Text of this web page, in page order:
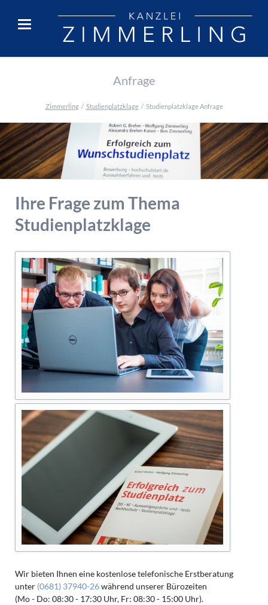
Anfrage
Zimmerling Studienplatzklage Studienplatzklage Anfrage
Ihre Frage zum Thema
Studienplatzklage
Wir bieten Ihnen eine kostenlose telefonische Erstberatung
unter (0681) 37940-26während unserer Bürozeiten
(Mo - Do: 08:30 - 17:30 Uhr, Fr: 08:30 - 15:00 Uhr).